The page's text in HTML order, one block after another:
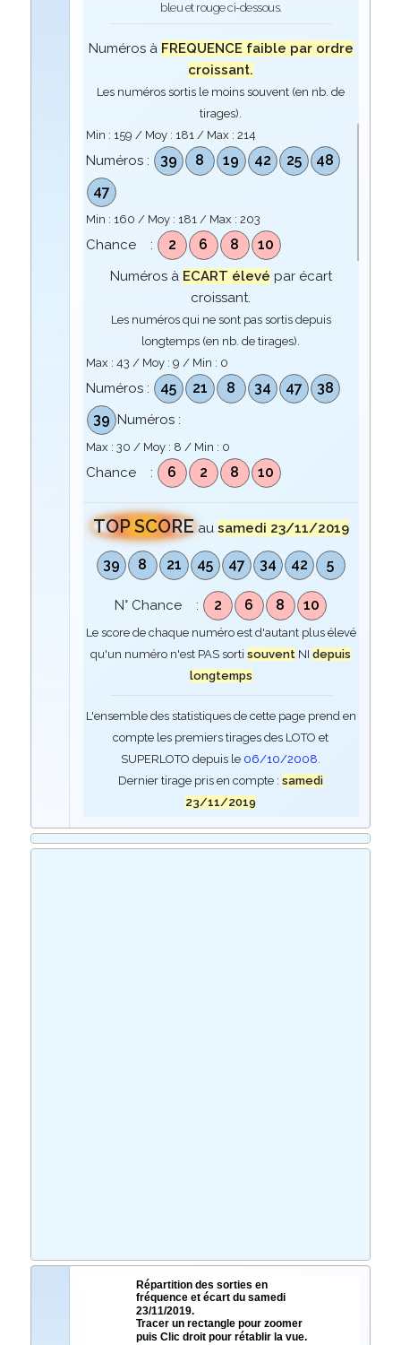
bleu et rouge ci-dessous.
Numéros à FREQUENCE faible par ordre
croissant.
Les numéros sortis le moins souvent (en nb. de
tirages).
Min : 159 / Moy : 181/ Max : 214
Numéros : 39 8 19 42 25
48
47
Min : 160 / Moy : 181/ Max : 203
Chance : 2 6 8 10
Numéros à ECART élevé par écart
croissant.
Les numéros qui ne sont pas sortis depuis
longtemps (en nb. de tirages).
Max : 43 / Moy : 9 / Min : 0
Numéros : 45 21 8 34 47
38
39 Numéros :
Max : 30 / Moy : 8 / Min : 0
Chance : 6 2 8 10
TOP SCORE au samedi 23/11/2019
39 8 21 45 47 34 42 5
N° Chance : 2 6 8 10
Le score de chaque numéro est d'autant plus élevé
qu'un numéro n'est PAS sortisouvent NIdepuis
longtemps
L'ensemble des statistiques de cette page prend en
compte les premiers tirages des LOTO et
SUPERLOTO depuis le 06/10/2008.
Dernier tirage pris en compte :samedi
23/11/2019
Répartition des sorties en
fréquence et écart du samedi
23/11/2019.
Tracer un rectangle pour zoomer
puis Clic droit pour rétablir la vue.